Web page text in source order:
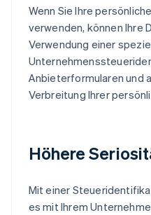
Wenn Sie Ihre
verwenden, können Ihre
Verwendung einer
Anbieterformularen und
Verbreitung Ihrer
Höhere
Mit einer
es mit Ihrem